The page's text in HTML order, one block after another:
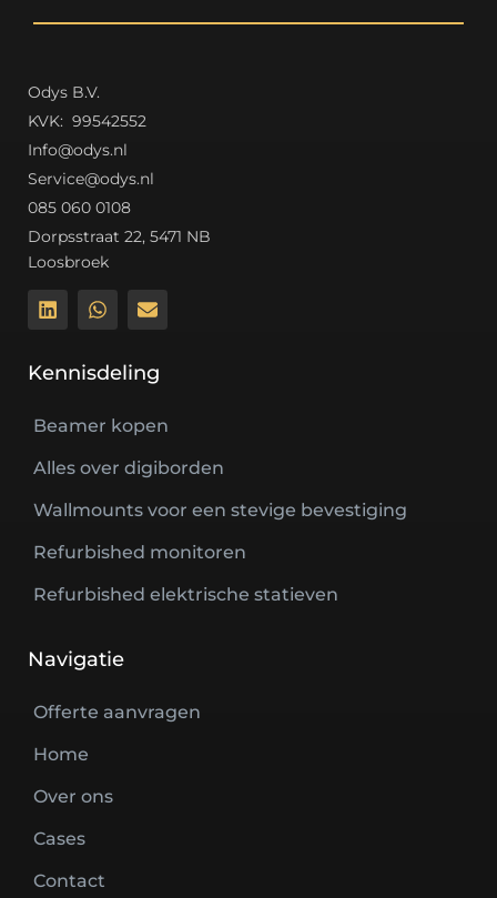
Odys B.V.
KVK: 99542552
Info@odys.nl
Service@odys.nl
085 060 0108
Dorpsstraat 22, 5471 NB
Loosbroek
Kennisdeling
Beamer kopen
Alles over digiborden
Wallmounts voor een stevige bevestiging
Refurbished monitoren
Refurbished elektrische statieven
Navigatie
Offerte aanvragen
Home
Over ons
Cases
Contact